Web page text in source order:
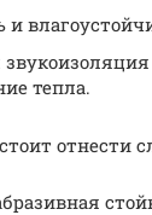
и
тепла.
отнести